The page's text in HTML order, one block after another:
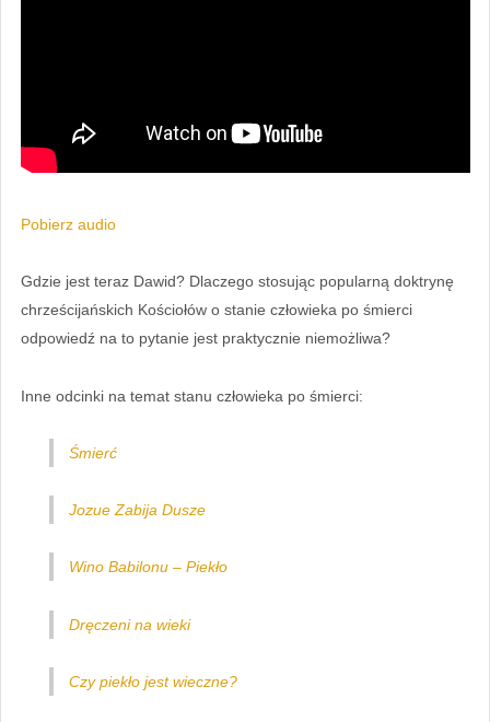
Pobierz audio
Gdzie jest teraz Dawid? Dlaczego stosując popularną doktrynę
chrześcijańskich Kościołów o stanie człowieka po śmierci
odpowiedź na to pytanie jest praktycznie niemożliwa?
Inne odcinki na temat stanu człowieka po śmierci:
Śmierć
Jozue Zabija Dusze
Wino Babilonu – Piekło
Dręczeni na wieki
Czy piekło jest wieczne?